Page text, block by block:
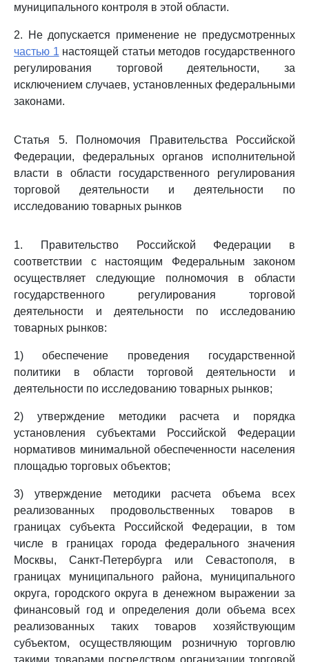
муниципального контроля в этой области.
2. Не допускается применение не предусмотренных
частью 1 настоящей статьи методов государственного
регулирования торговой деятельности, за
исключением случаев, установленных федеральными
законами.
Статья 5. Полномочия Правительства Российской
Федерации, федеральных органов исполнительной
власти в области государственного регулирования
торговой деятельности и деятельности по
исследованию товарных рынков
1. Правительство Российской Федерации в
соответствии с настоящим Федеральным законом
осуществляет следующие полномочия в области
государственного регулирования торговой
деятельности и деятельности по исследованию
товарных рынков:
1) обеспечение проведения государственной
политики в области торговой деятельности и
деятельности по исследованию товарных рынков;
2) утверждение методики расчета и порядка
установления субъектами Российской Федерации
нормативов минимальной обеспеченности населения
площадью торговых объектов;
3) утверждение методики расчета объема всех
реализованных продовольственных товаров в
границах субъекта Российской Федерации, в том
числе в границах города федерального значения
Москвы, Санкт-Петербурга или Севастополя, в
границах муниципального района, муниципального
округа, городского округа в денежном выражении за
финансовый год и определения доли объема всех
реализованных таких товаров хозяйствующим
субъектом, осуществляющим розничную торговлю
такими товарами посредством организации торговой